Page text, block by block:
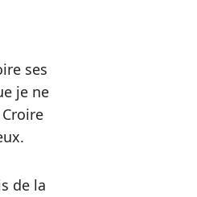
ses
je ne
de la